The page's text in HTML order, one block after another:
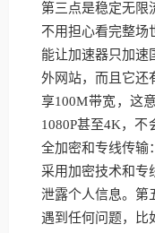
第三点是稳定无限
不用担心看完整场
能让加速器只加速
外网站，而且它还
享100M带宽，这
1080P甚至4K，
全加密和专线传输
采用加密技术和专
泄露个人信息。第
遇到任何问题，比